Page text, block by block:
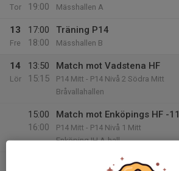
Tor
19:00
Mässhallen A
13
Fre
17:00
18:00
Träning P14
Mässhallen B
14
Lör
13:50
15:15
Match mot Vadstena HF
P14 Mitt - P14 Nivå 2 Södra Mitt
Bråvallahallen
15:00
16:00
Match mot Enköpings HF -11
P14 Mitt - P14 Nivå 1 Mitt
Enköping IH A-hall
Match mot Hultic BK